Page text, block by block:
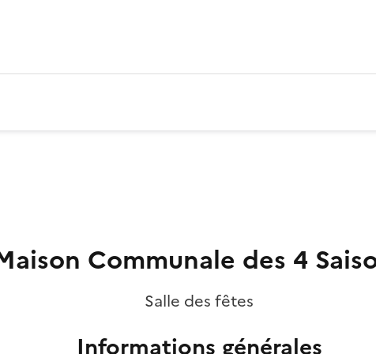
Communale des 4
Salle des fêtes
Informations générales